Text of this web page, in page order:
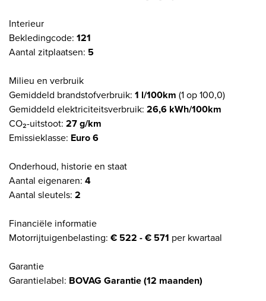
Interieur
Bekledingcode: 121
Aantal zitplaatsen: 5
Milieu en verbruik
Gemiddeld brandstofverbruik: 1 l/100km (1 op 100,0)
Gemiddeld elektriciteitsverbruik: 26,6 kWh/100km
CO₂-uitstoot: 27 g/km
Emissieklasse: Euro 6
Onderhoud, historie en staat
Aantal eigenaren: 4
Aantal sleutels: 2
Financiële informatie
Motorrijtuigenbelasting: € 522 - € 571 per kwartaal
Garantie
Garantielabel: BOVAG Garantie (12 maanden)